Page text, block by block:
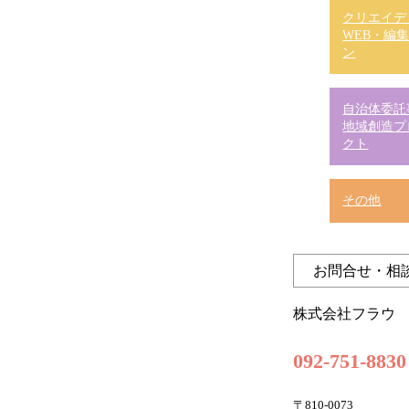
クリエイ
WEB・編
ン
自治体委託
地域創造プ
クト
その他
お問合せ・相
株式会社フラウ
092-751-8830
〒810-0073